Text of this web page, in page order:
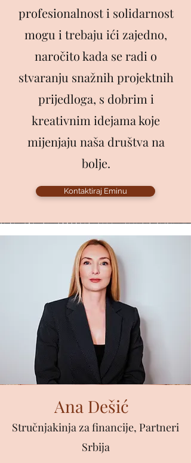
profesionalnost i solidarnost
mogu i trebaju ići zajedno,
naročito kada se radi o
stvaranju snažnih projektnih
prijedloga, s dobrim i
kreativnim idejama koje
mijenjaju naša društva na
bolje.
Kontaktiraj Eminu
Ana Dešić
Stručnjakinja za financije, Partneri
Srbija